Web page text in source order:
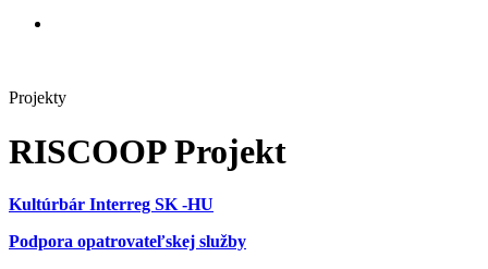
Projekty
RISCOOP Projekt
Kultúrbár Interreg SK -HU
Podpora opatrovateľskej služby